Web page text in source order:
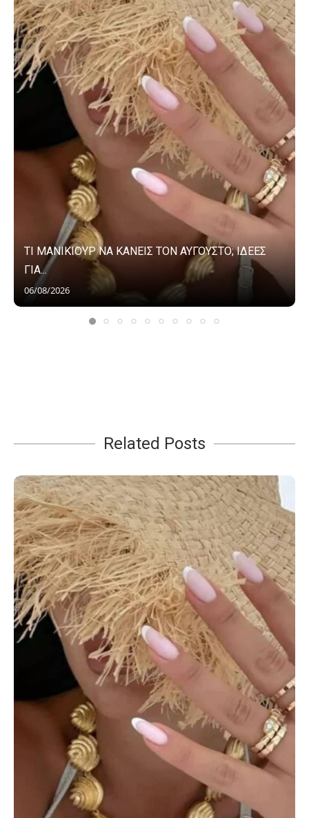
ΤΙ ΜΑΝΙΚΙΟΥΡ ΝΑ ΚΑΝΕΙΣ ΤΟΝ ΑΥΓΟΥΣΤΟ; ΙΔΕΕΣ
ΓΙΑ...
06/08/2026
Related Posts